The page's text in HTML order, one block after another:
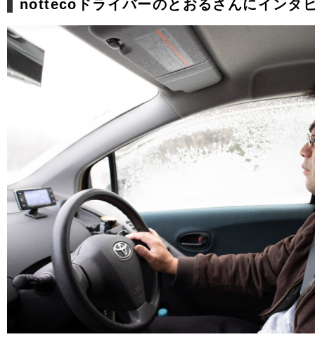
nottecoドライバーのとおるさんにインタ